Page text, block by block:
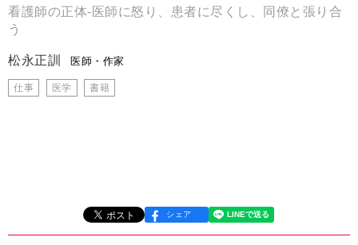
看護師の正体-医師に怒り、患者に尽くし、同僚と張り合
う
松永正訓 医師・作家
仕事 医学 書籍
シェア